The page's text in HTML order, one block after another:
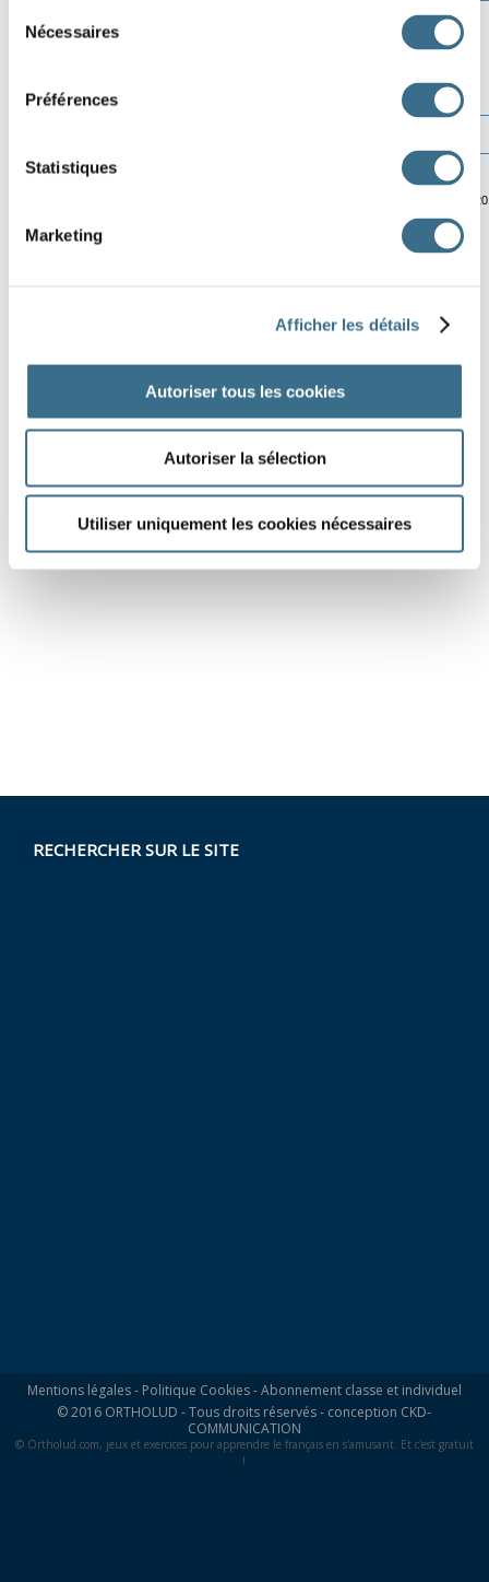
Nécessaires
Préférences
Statistiques
Marketing
Afficher les détails
Autoriser tous les cookies
Autoriser la sélection
Utiliser uniquement les cookies nécessaires
Software ©
RECHERCHER SUR LE SITE
Mentions légales- Politique Cookies-Abonnement classe et individuel
© 2016 ORTHOLUD - Tous droits réservés - conception CKD-
COMMUNICATION
© Ortholud.com, jeux et exercices pour apprendre le français en s'amusant. Et c'est gratuit
!